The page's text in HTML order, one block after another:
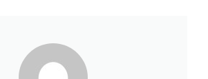
nouveau